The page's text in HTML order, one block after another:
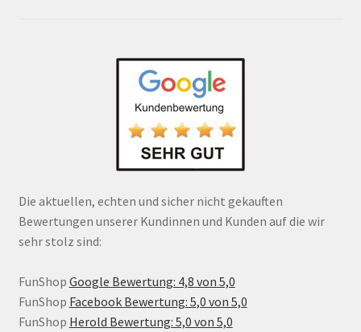
Die aktuellen, echten und sicher nicht gekauften
Bewertungen unserer Kundinnen und Kunden auf die wir
sehr stolz sind:
FunShop Google Bewertung: 4,8 von 5,0
FunShop Facebook Bewertung: 5,0 von 5,0
FunShop Herold Bewertung: 5,0 von 5,0